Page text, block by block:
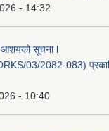
- 14:32
आशयको सूचना l
03/2082-083)
- 10:40